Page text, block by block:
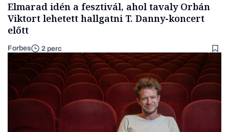
Elmarad idén a fesztivál, ahol tavaly Orbán
Viktort lehetett hallgatni T. Danny-koncert
előtt
Forbes 2 perc